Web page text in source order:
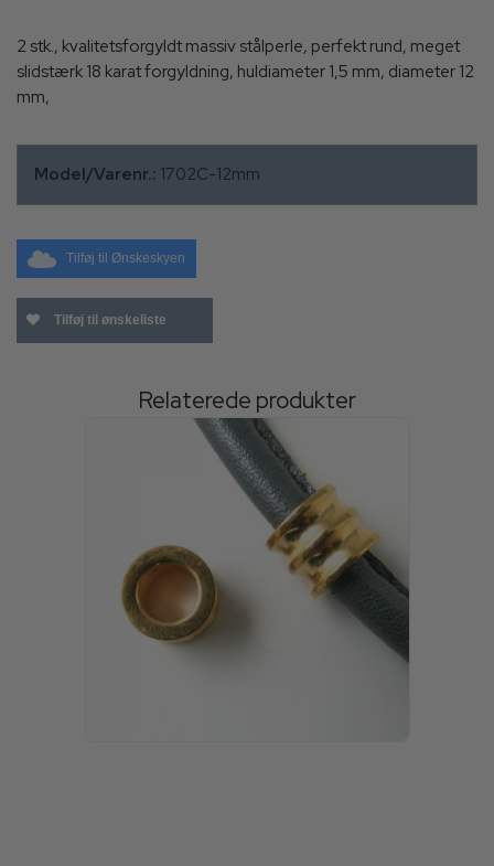
2 stk., kvalitetsforgyldt massiv stålperle, perfekt rund, meget
slidstærk 18 karat forgyldning, huldiameter 1,5 mm, diameter 12
mm,
Model/Varenr.: 1702C-12mm
Tilføj til Ønskeskyen
Tilføj til ønskeliste
Relaterede produkter